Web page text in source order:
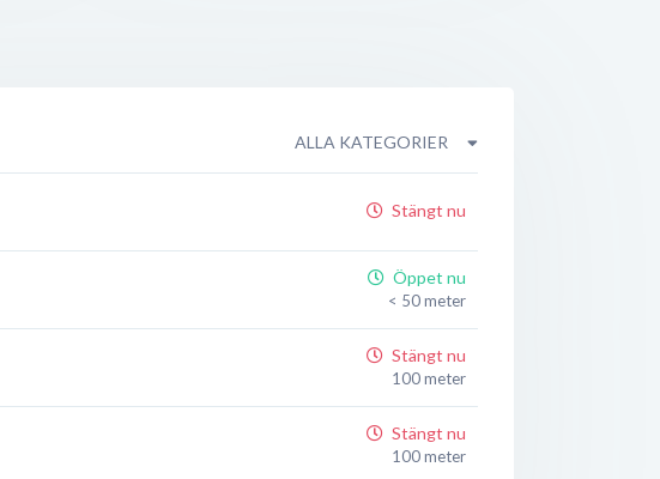
ALLA KATEGORIER
Stängt nu
Öppet nu
< 50 meter
Stängt nu
100 meter
Stängt nu
100 meter